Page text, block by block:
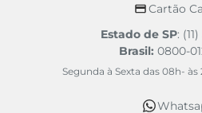
Cartão
Estado de SP:
Brasil: 0800-
Segunda à Sexta das 08h- às